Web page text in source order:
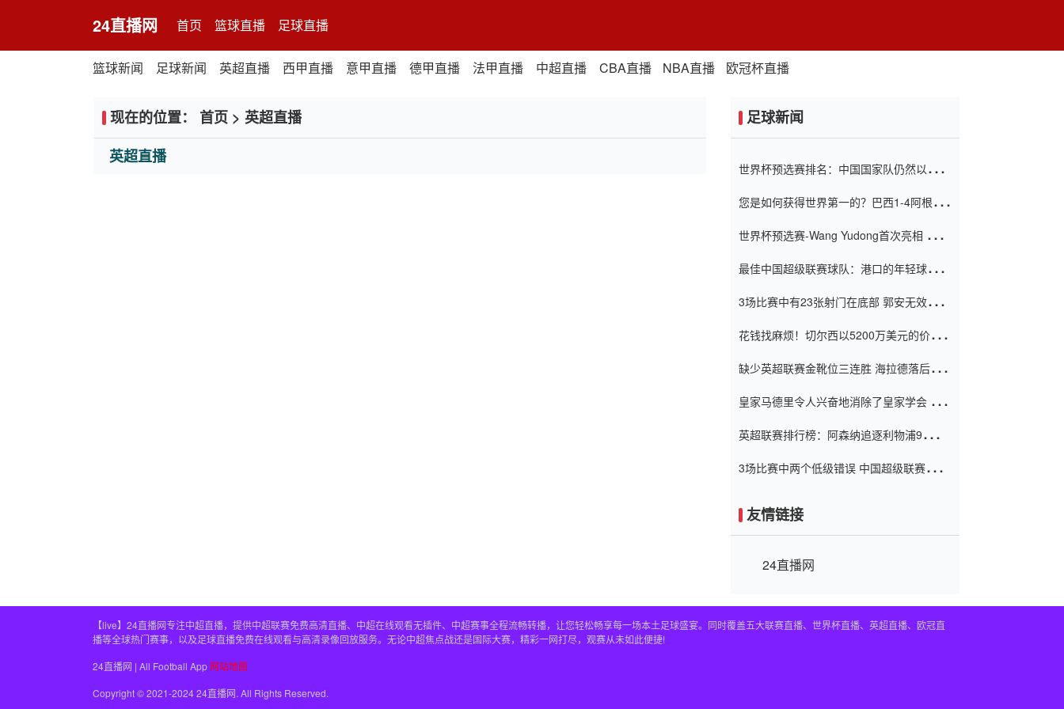
24直播网 首页 篮球直播 足球直播
篮球新闻 足球新闻 英超直播 西甲直播 意甲直播 德甲直播 法甲直播 中超直播 CBA直播 NBA直播 欧冠杯直播
现在的位置： 首页 > 英超直播
英超直播
足球新闻
世界杯预选赛排名：中国国家队仍然以6分
您是如何获得世界第一的？巴西1-4阿根
世界杯预选赛-Wang Yudong首次亮相 中国
最佳中国超级联赛球队：港口的年轻球员在
（Taishan）
3场比赛中有23张射门在底部 郭安无效传球
花钱找麻烦！切尔西以5200万美元的价格
窗口
缺少英超联赛金靴位三连胜 海拉德落后6球
皇家马德里令人兴奋地消除了皇家学会 安
英超联赛排行榜：阿森纳追逐利物浦9分 曼
3场比赛中两个低级错误 中国超级联赛的前
友情链接
24直播网
【live】24直播网专注中超直播，提供中超联赛免费高清直播、中超在线观看无插件、中超赛事全程流畅转播，让您轻松畅享每一场本土足球盛宴。同时覆盖五大联赛直播、世界杯直播、英超直播、欧冠直
播等全球热门赛事，以及足球直播免费在线观看与高清录像回放服务。无论中超焦点战还是国际大赛，精彩一网打尽，观赛从未如此便捷!
24直播网 | All Football App 网站地图
Copyright © 2021-2024 24直播网. All Rights Reserved.